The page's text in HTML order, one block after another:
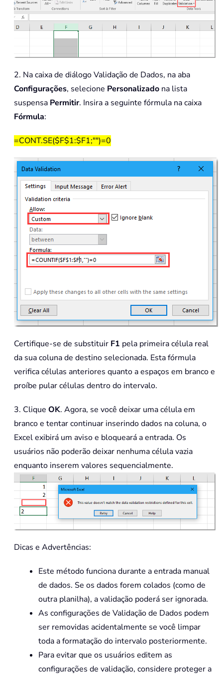
2. Na caixa de diálogo Validação de Dados, na aba
Configurações, selecione Personalizado na lista
suspensa Permitir. Insira a seguinte fórmula na caixa
Fórmula:
=CONT.SE($F$1:$F1;"")=0
Certifique-se de substituir F1 pela primeira célula real
da sua coluna de destino selecionada. Esta fórmula
verifica células anteriores quanto a espaços em branco e
proíbe pular células dentro do intervalo.
3. Clique OK. Agora, se você deixar uma célula em
branco e tentar continuar inserindo dados na coluna, o
Excel exibirá um aviso e bloqueará a entrada. Os
usuários não poderão deixar nenhuma célula vazia
enquanto inserem valores sequencialmente.
Dicas e Advertências:
Este método funciona durante a entrada manual
de dados. Se os dados forem colados (como de
outra planilha), a validação poderá ser ignorada.
As configurações de Validação de Dados podem
ser removidas acidentalmente se você limpar
toda a formatação do intervalo posteriormente.
Para evitar que os usuários editem as
configurações de validação, considere proteger a